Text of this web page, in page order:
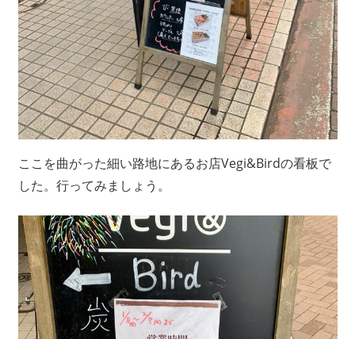
ここを曲がった細い路地にあるお店Vegi&Birdの看板で
した。行ってみましょう。